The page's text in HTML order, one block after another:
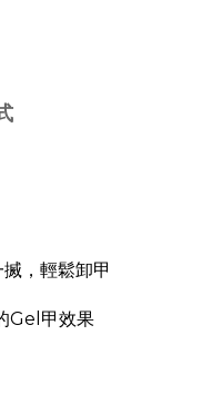
，輕鬆卸甲
Gel甲效果